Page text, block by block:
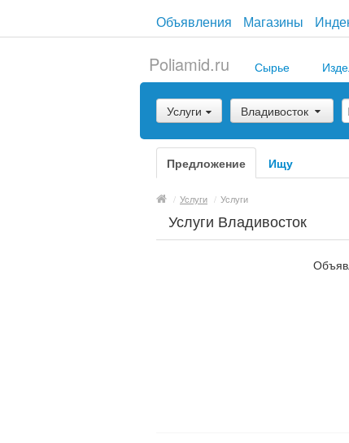
Объявления Магазины
Poliamid.ru Сырье
Услуги Владивосток
Предложение Ищу
/ Услуги / Услуги
Услуги Владивосток